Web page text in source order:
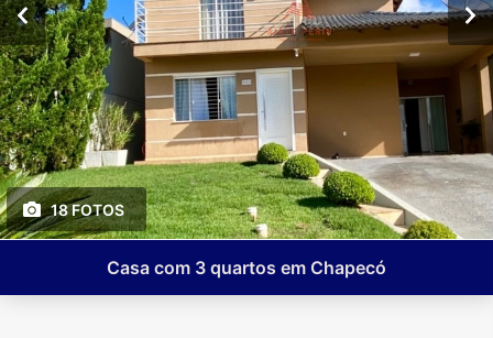
18 FOTOS
Casa com 3 quartos em Chapecó